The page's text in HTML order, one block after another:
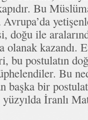
Bu
Avrupa’da
doğu ile
olanak kazandı.
bu postulatın
Bu
başka bir
yüzyılda İranlı